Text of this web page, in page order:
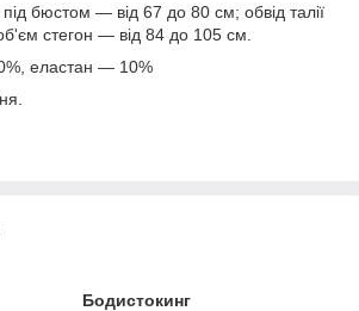
бюстом — від 67 до 80 см; обвід талії
стегон — від 84 до 105 см.
еластан — 10%
Бодистокинг